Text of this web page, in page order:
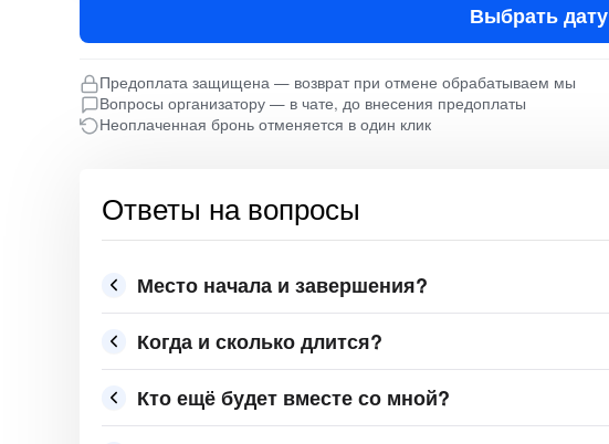
Выбрать дату
Предоплата защищена — возврат при отмене обрабатываем мы
Вопросы организатору — в чате, до внесения предоплаты
Неоплаченная бронь отменяется в один клик
Ответы на вопросы
Место начала и завершения?
Когда и сколько длится?
Кто ещё будет вместе со мной?